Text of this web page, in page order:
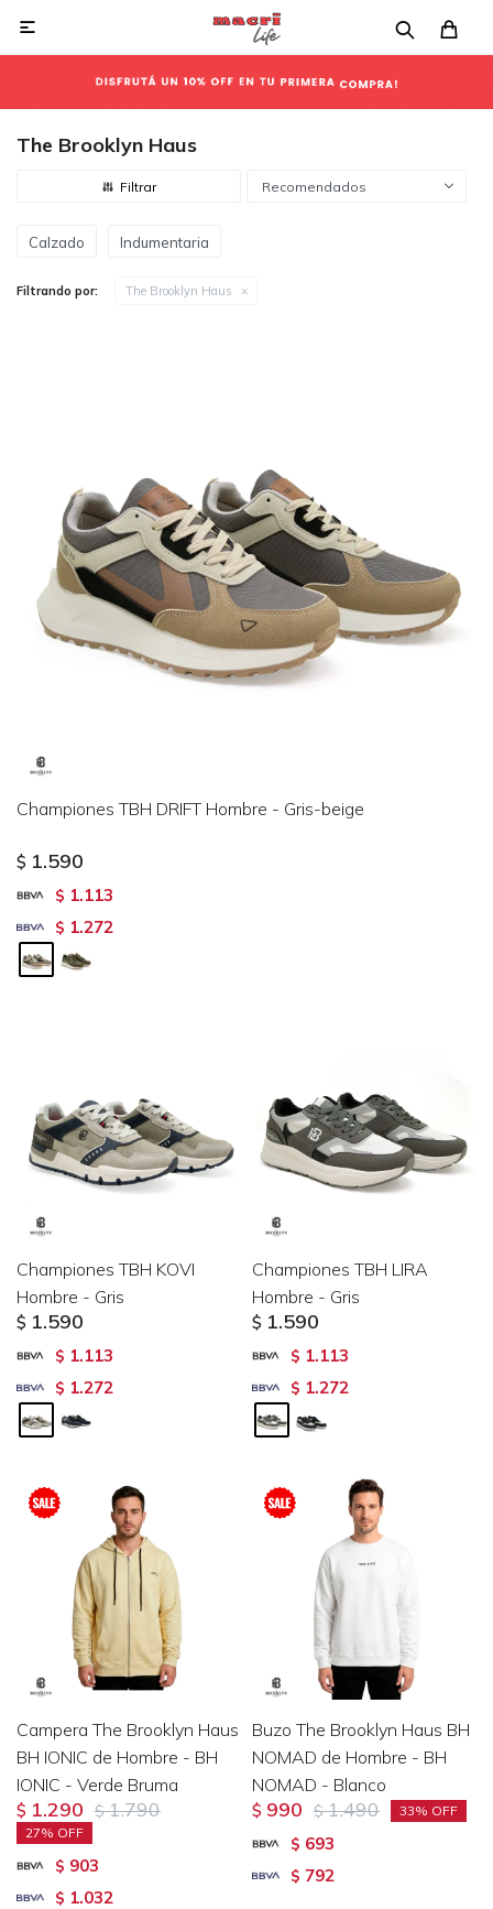

The Brooklyn Haus
Recomendados
Calzado Indumentaria
Filtrando por: The Brooklyn Haus
Championes TBH DRIFT Hombre - Gris-beige
$ 1.590
$ 1.113
$ 1.272
Championes TBH KOVI
Hombre - Gris
$ 1.590
$ 1.113
$ 1.272
Championes TBH LIRA
Hombre - Gris
$ 1.590
$ 1.113
$ 1.272
Campera The Brooklyn Haus
BH IONIC de Hombre - BH
IONIC - Verde Bruma
$ 1.290 $ 1.790
27
$ 903
$ 1.032
Buzo The Brooklyn Haus BH
NOMAD de Hombre - BH
NOMAD - Blanco
$ 990 $ 1.490 33
$ 693
$ 792